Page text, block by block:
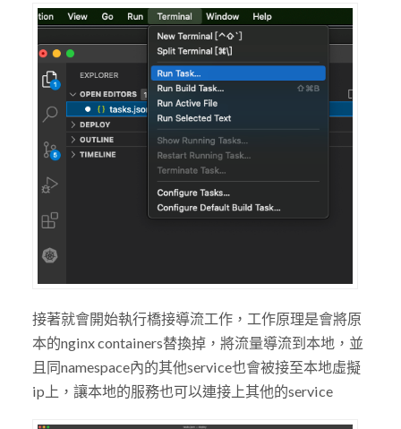
接著就會開始執行橋接導流工作，工作原理是會將原
本的nginx containers替換掉，將流量導流到本地，並
且同namespace內的其他service也會被接至本地虛擬
ip上，讓本地的服務也可以連接上其他的service